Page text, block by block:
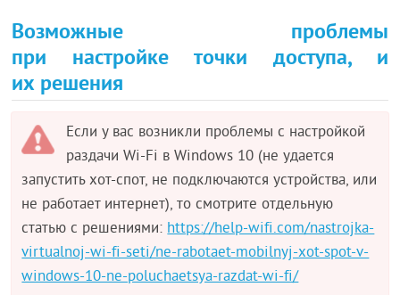
Возможные проблемы
при настройке точки доступа, и
их решения
Если у вас возникли проблемы с настройкой
раздачи Wi-Fi в Windows 10 (не удается
запустить хот-спот, не подключаются устройства, или
не работает интернет), то смотрите отдельную
статью с решениями:https://help-wifi.com/nastrojka-
virtualnoj-wi-fi-seti/ne-rabotaet-mobilnyj-xot-spot-v-
windows-10-ne-poluchaetsya-razdat-wi-fi/